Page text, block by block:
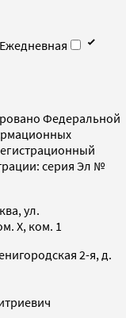
Ежедневная
Федеральной
серия Эл №
ул.
X, ком. 1
2-я, д.